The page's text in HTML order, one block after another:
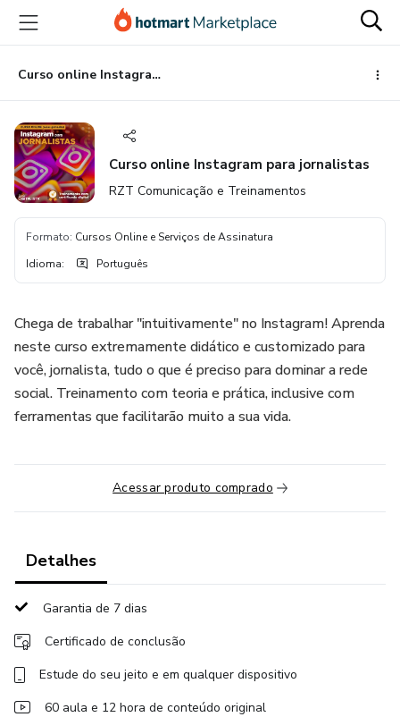
para
conteúdo
principal
para
pagamento
para
rodapé
Curso online Instagram para jornalistas
Curso online Instagram para jornalistas
RZT Comunicação e Treinamentos
Formato: Cursos Online e Serviços de Assinatura
Idioma: Português
Chega de trabalhar "intuitivamente" no Instagram! Aprenda
neste curso extremamente didático e customizado para
você, jornalista, tudo o que é preciso para dominar a rede
social. Treinamento com teoria e prática, inclusive com
ferramentas que facilitarão muito a sua vida.
Acessar produto comprado
Detalhes
Garantia de 7 dias
Certificado de conclusão
Estude do seu jeito e em qualquer dispositivo
60 aula e 12 hora de conteúdo original